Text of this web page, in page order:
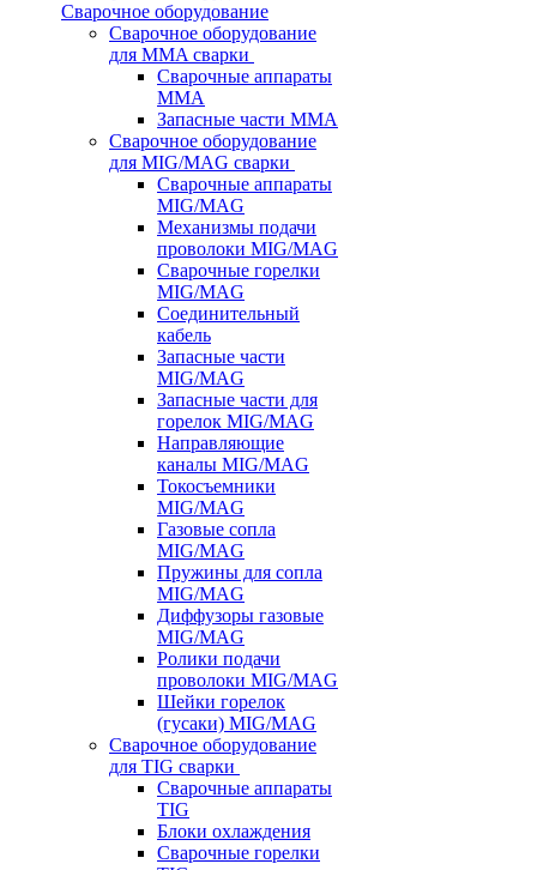
Сварочное оборудование
Сварочное оборудование
для MMA сварки
Сварочные аппараты
MMA
Запасные части MMA
Сварочное оборудование
для MIG/MAG сварки
Сварочные аппараты
MIG/MAG
Механизмы подачи
проволоки MIG/MAG
Сварочные горелки
MIG/MAG
Соединительный
кабель
Запасные части
MIG/MAG
Запасные части для
горелок MIG/MAG
Направляющие
каналы MIG/MAG
Токосъемники
MIG/MAG
Газовые сопла
MIG/MAG
Пружины для сопла
MIG/MAG
Диффузоры газовые
MIG/MAG
Ролики подачи
проволоки MIG/MAG
Шейки горелок
(гусаки) MIG/MAG
Сварочное оборудование
для TIG сварки
Сварочные аппараты
TIG
Блоки охлаждения
Сварочные горелки